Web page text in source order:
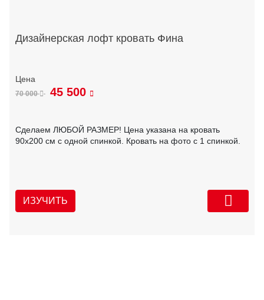
Дизайнерская лофт кровать Фина
70 000 45 500
Сделаем ЛЮБОЙ РАЗМЕР! Цена указана на кровать
90х200 см с одной спинкой. Кровать на фото с 1 спинкой.
ИЗУЧИТЬ